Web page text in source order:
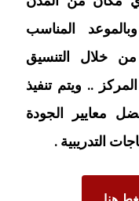
المناسب
خلال التنسيق
.. ويتم تنفيذ
معايير الجودة
التدريبية .